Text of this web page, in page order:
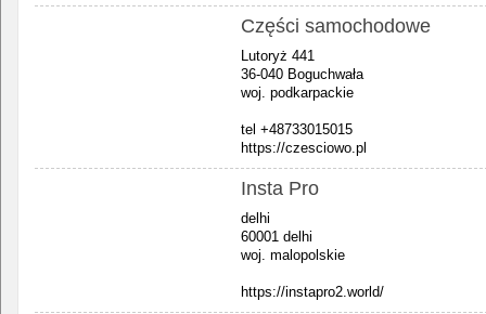
Części samochodowe
Lutoryż 441
36-040 Boguchwała
woj. podkarpackie
tel +48733015015
https://czesciowo.pl
Insta Pro
delhi
60001 delhi
woj. malopolskie
https://instapro2.world/